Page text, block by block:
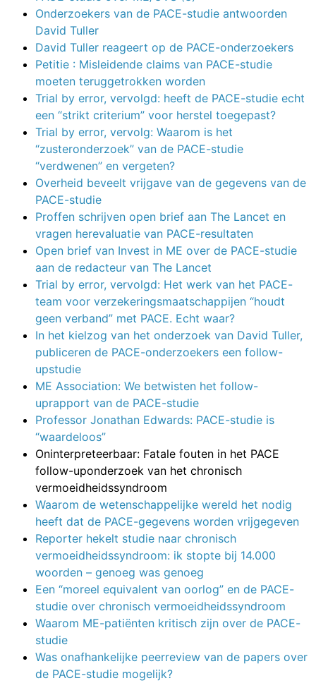
Onderzoekers van de PACE-studie antwoorden
David Tuller
David Tuller reageert op de PACE-onderzoekers
Petitie : Misleidende claims van PACE-studie
moeten teruggetrokken worden
Trial by error, vervolgd: heeft de PACE-studie echt
een “strikt criterium” voor herstel toegepast?
Trial by error, vervolg: Waarom is het
“zusteronderzoek” van de PACE-studie
“verdwenen” en vergeten?
Overheid beveelt vrijgave van de gegevens van de
PACE-studie
Proffen schrijven open brief aan The Lancet en
vragen herevaluatie van PACE-resultaten
Open brief van Invest in ME over de PACE-studie
aan de redacteur van The Lancet
Trial by error, vervolgd: Het werk van het PACE-
team voor verzekeringsmaatschappijen “houdt
geen verband” met PACE. Echt waar?
In het kielzog van het onderzoek van David Tuller,
publiceren de PACE-onderzoekers een follow-
upstudie
ME Association: We betwisten het follow-
uprapport van de PACE-studie
Professor Jonathan Edwards: PACE-studie is
“waardeloos”
Oninterpreteerbaar: Fatale fouten in het PACE
follow-uponderzoek van het chronisch
vermoeidheidssyndroom
Waarom de wetenschappelijke wereld het nodig
heeft dat de PACE-gegevens worden vrijgegeven
Reporter hekelt studie naar chronisch
vermoeidheidssyndroom: ik stopte bij 14.000
woorden – genoeg was genoeg
Een “moreel equivalent van oorlog” en de PACE-
studie over chronisch vermoeidheidssyndroom
Waarom ME-patiënten kritisch zijn over de PACE-
studie
Was onafhankelijke peerreview van de papers over
de PACE-studie mogelijk?